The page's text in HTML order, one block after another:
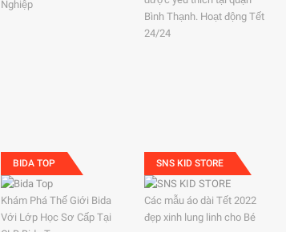
Nghiệp
Bình Thạnh. Hoạt động Tết
24/24
BIDA TOP
Khám Phá Thế Giới Bida
Với Lớp Học Sơ Cấp Tại
SNS KID STORE
Các mẫu áo dài Tết 2022
đẹp xinh lung linh cho Bé